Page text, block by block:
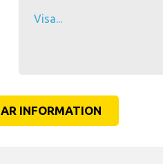
Visa...
INFORMATION